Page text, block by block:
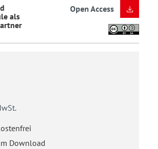
als
Open Access
Download